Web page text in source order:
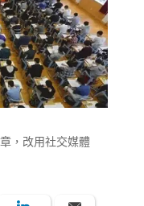
，改用社交媒體